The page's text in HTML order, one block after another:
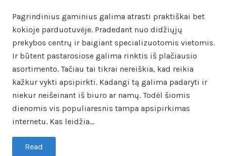
Pagrindinius gaminius galima atrasti praktiškai bet
kokioje parduotuvėje. Pradedant nuo didžiųjų
prekybos centrų ir baigiant specializuotomis vietomis.
Ir būtent pastarosiose galima rinktis iš plačiausio
asortimento. Tačiau tai tikrai nereiškia, kad reikia
kažkur vykti apsipirkti. Kadangi tą galima padaryti ir
niekur neišeinant iš biuro ar namų. Todėl šiomis
dienomis vis populiaresnis tampa apsipirkimas
internetu. Kas leidžia…
Read